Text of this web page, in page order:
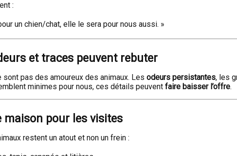
:
un chien/chat, elle le sera pour nous aussi. »
et traces peuvent rebuter
pas des amoureux des animaux. Les odeurs persistantes, les
minimes pour nous, ces détails peuvent faire baisser l’offre.
maison pour les visites
restent un atout et non un frein :